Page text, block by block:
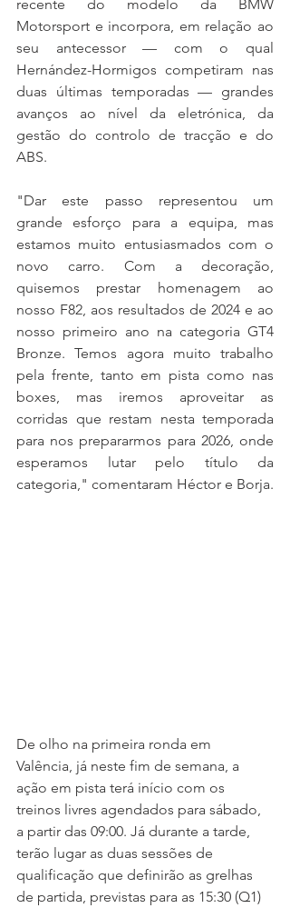
recente do modelo da BMW
Motorsport e incorpora, em relação ao
seu antecessor — com o qual
Hernández-Hormigos competiram nas
duas últimas temporadas — grandes
avanços ao nível da eletrónica, da
gestão do controlo de tracção e do
ABS.
"Dar este passo representou um
grande esforço para a equipa, mas
estamos muito entusiasmados com o
novo carro. Com a decoração,
quisemos prestar homenagem ao
nosso F82, aos resultados de 2024 e ao
nosso primeiro ano na categoria GT4
Bronze. Temos agora muito trabalho
pela frente, tanto em pista como nas
boxes, mas iremos aproveitar as
corridas que restam nesta temporada
para nos prepararmos para 2026, onde
esperamos lutar pelo título da
categoria," comentaram Héctor e Borja.
De olho na primeira ronda em
Valência, já neste fim de semana, a
ação em pista terá início com os
treinos livres agendados para sábado,
a partir das 09:00. Já durante a tarde,
terão lugar as duas sessões de
qualificação que definirão as grelhas
de partida, previstas para as 15:30 (Q1)